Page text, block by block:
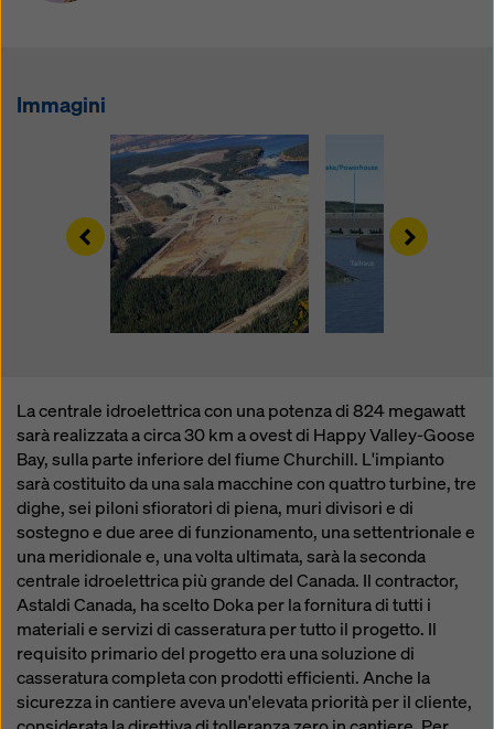
Immagini
Left Right
La centrale idroelettrica con una potenza di 824 megawatt
sarà realizzata a circa 30 km a ovest di Happy Valley-Goose
Bay, sulla parte inferiore del fiume Churchill. L'impianto
sarà costituito da una sala macchine con quattro turbine, tre
dighe, sei piloni sfioratori di piena, muri divisori e di
sostegno e due aree di funzionamento, una settentrionale e
una meridionale e, una volta ultimata, sarà la seconda
centrale idroelettrica più grande del Canada. Il contractor,
Astaldi Canada, ha scelto Doka per la fornitura di tutti i
materiali e servizi di casseratura per tutto il progetto. Il
requisito primario del progetto era una soluzione di
casseratura completa con prodotti efficienti. Anche la
sicurezza in cantiere aveva un'elevata priorità per il cliente,
modificando le vostre
qualsiasi momento, con effetto futuro e senza
indicarne il motivo, cliccando suimpostazioni cookie
in fondo a questo sito web.
Potete trovare ulteriori informazioni sui nostri cookie
nella nostra informativa sulla privacy
. Vi offriamo
inoltre la possibilità di selezionare i vostri cookie
(impostazioni avanzate dei cookie).